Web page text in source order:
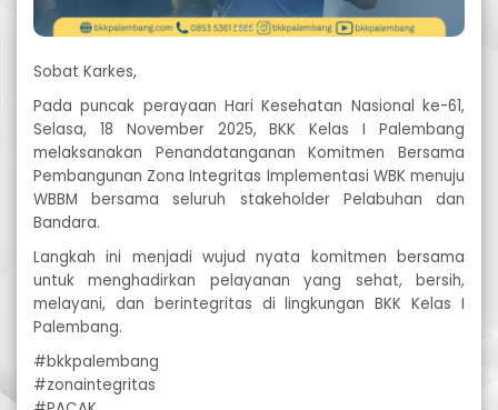
Sobat Karkes,
Pada puncak perayaan Hari Kesehatan Nasional ke-61,
Selasa, 18 November 2025, BKK Kelas I Palembang
melaksanakan Penandatanganan Komitmen Bersama
Pembangunan Zona Integritas Implementasi WBK menuju
WBBM bersama seluruh stakeholder Pelabuhan dan
Bandara.
Langkah ini menjadi wujud nyata komitmen bersama
untuk menghadirkan pelayanan yang sehat, bersih,
melayani, dan berintegritas di lingkungan BKK Kelas I
Palembang.
#bkkpalembang
#zonaintegritas